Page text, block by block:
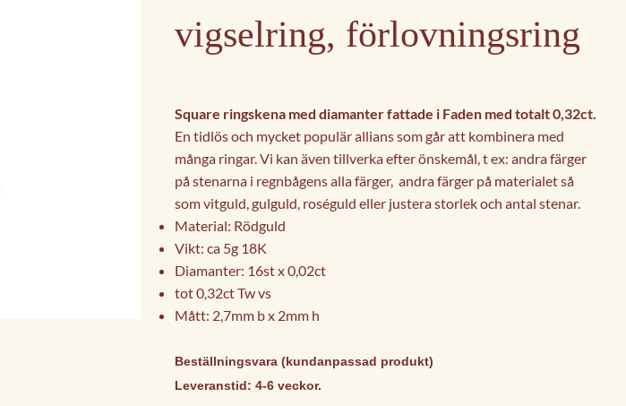
vigselring, förlovningsring
Square ringskena med diamanter fattade i Faden med totalt 0,32ct.
En tidlös och mycket populär allians som går att kombinera med
många ringar. Vi kan även tillverka efter önskemål, t ex: andra färger
på stenarna i regnbågens alla färger, andra färger på materialet så
som vitguld, gulguld, roséguld eller justera storlek och antal stenar.
Material: Rödguld
Vikt: ca 5g 18K
Diamanter: 16st x 0,02ct
tot 0,32ct Tw vs
Mått: 2,7mm b x 2mm h
Beställningsvara (kundanpassad produkt)
Leveranstid: 4-6 veckor.